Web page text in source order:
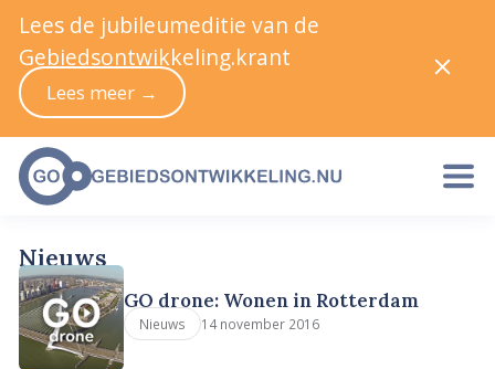
Nieuws
GO drone: Wonen in Rotterdam
Nieuws 14 november 2016
Lees de jubileumeditie van de
Gebiedsontwikkeling.krant
Lees meer →